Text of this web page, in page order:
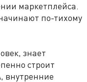
маркетплейса.
по-тихому
знает
строит
внутренние